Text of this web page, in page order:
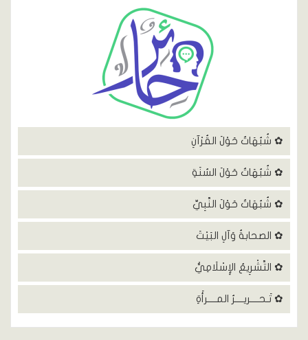
✿ شُبُهَاتٌ حَوْلَ القُرْآنِ
✿ شُبُهَاتٌ حَوْلَ السُنَةِ
✿ شُبُهَاتٌ حَوْلَ النَّبِيِّ
✿ الصحابةُ وَآلِ البَيْتَ
✿ التَّشْرِيعُ الإِسْلَامِيُّ
✿ تَـحــــريــــرُ المــــرأَةِ